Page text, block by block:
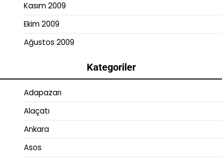
Kasım 2009
Ekim 2009
Ağustos 2009
Kategoriler
Adapazarı
Alaçatı
Ankara
Asos